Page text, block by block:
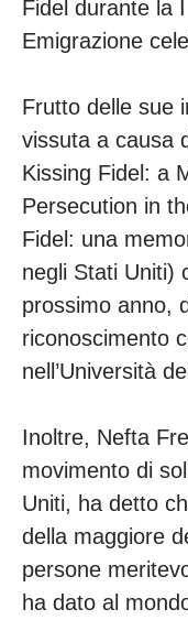
Fidel durante la
Emigrazione
Frutto delle sue
vissuta a causa
Kissing Fidel: a
Persecution in
Fidel: una
negli Stati Uniti)
prossimo anno,
riconoscimento
Inoltre, Nefta
movimento di
Uniti, ha detto
della maggiore
persone
ha dato al